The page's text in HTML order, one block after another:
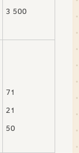
3 500
71
21
50